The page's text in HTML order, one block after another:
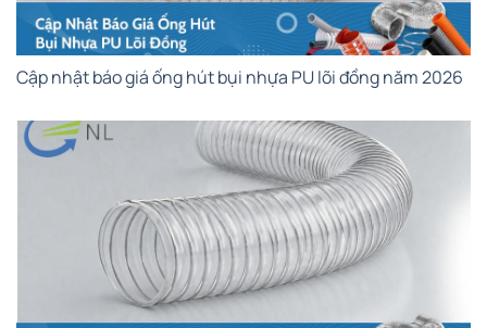
Cập nhật báo giá ống hút bụi nhựa PU lõi đồng năm 2026